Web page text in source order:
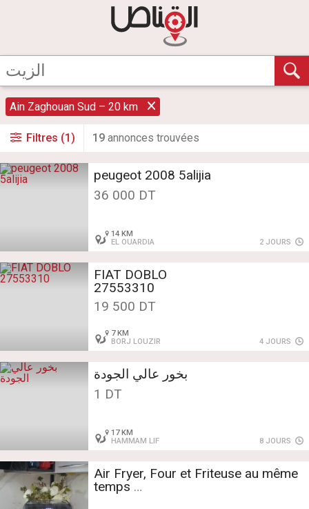
Ain Zaghouan Sud – 20 km
Filtres (1) 19 annonces trouvées
peugeot 2008 5alijia
36 000 DT
14 KM
EL OUARDIA
2 JOURS
FIAT DOBLO
27553310
19 500 DT
7 KM
BORJ LOUZIR
4 JOURS
بخور عالي الجودة
1 DT
17 KM
HAMMAM LIF
8 JOURS
Air Fryer, Four et Friteuse au même
temps